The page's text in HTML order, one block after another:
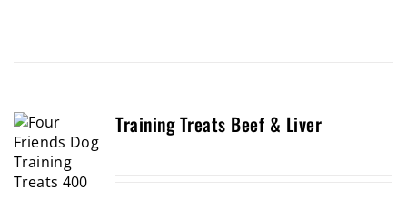
Training Treats Beef & Liver